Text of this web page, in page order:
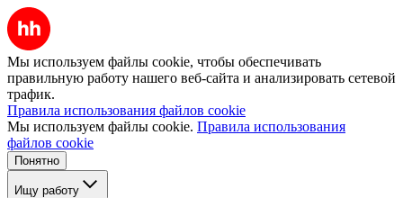
Мы используем файлы cookie, чтобы обеспечивать
правильную работу нашего веб-сайта и анализировать сетевой
трафик.
Правила использования файлов cookie
Мы используем файлы cookie. Правила использования
файлов cookie
Понятно
Ищу работу